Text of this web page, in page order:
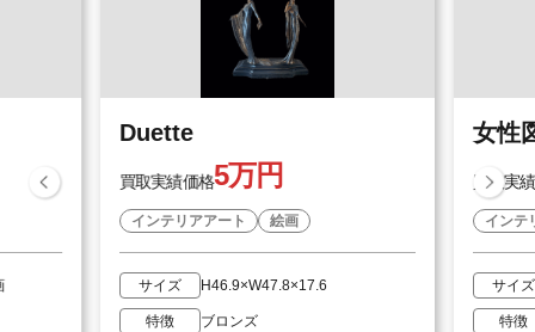
Duette
買取実績価格5万円
インテリアアート 絵画
サイズ H46.9×W47.8×17.6
特徴 ブロンズ
女性
買取実
インテ
サイズ
特徴